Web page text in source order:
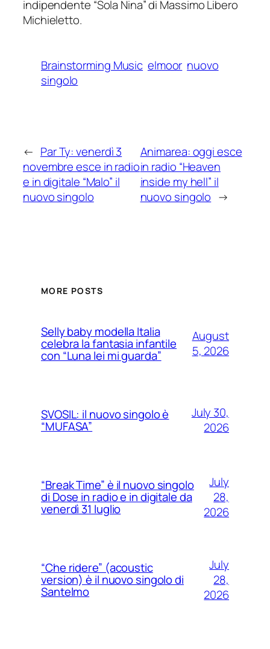
indipendente “Sola Nina” di Massimo Libero
Michieletto.
Brainstorming Music elmoor nuovo
singolo
← Par Ty: venerdì 3
novembre esce in radio
e in digitale “Malo” il
nuovo singolo
Animarea: oggi esce
in radio “Heaven
inside my hell” il
nuovo singolo →
MORE POSTS
Selly baby modella Italia
celebra la fantasia infantile
con “Luna lei mi guarda”
August
5, 2026
SVOSIL: il nuovo singolo è
“MUFASA”
July 30,
2026
“Break Time” è il nuovo singolo
di Dose in radio e in digitale da
venerdì 31 luglio
July
28,
2026
“Che ridere” (acoustic
version) è il nuovo singolo di
Santelmo
July
28,
2026